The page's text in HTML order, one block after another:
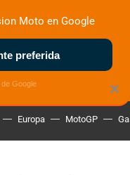
MOTOS ELÉCTRICAS
Europa MotoGP
×
Moto en Google
preferida
Google